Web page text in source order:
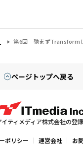
第6回 弛まずTransform
ページトップへ戻る
ティメディア株式会社の登録
ポリシー 運営会社 お